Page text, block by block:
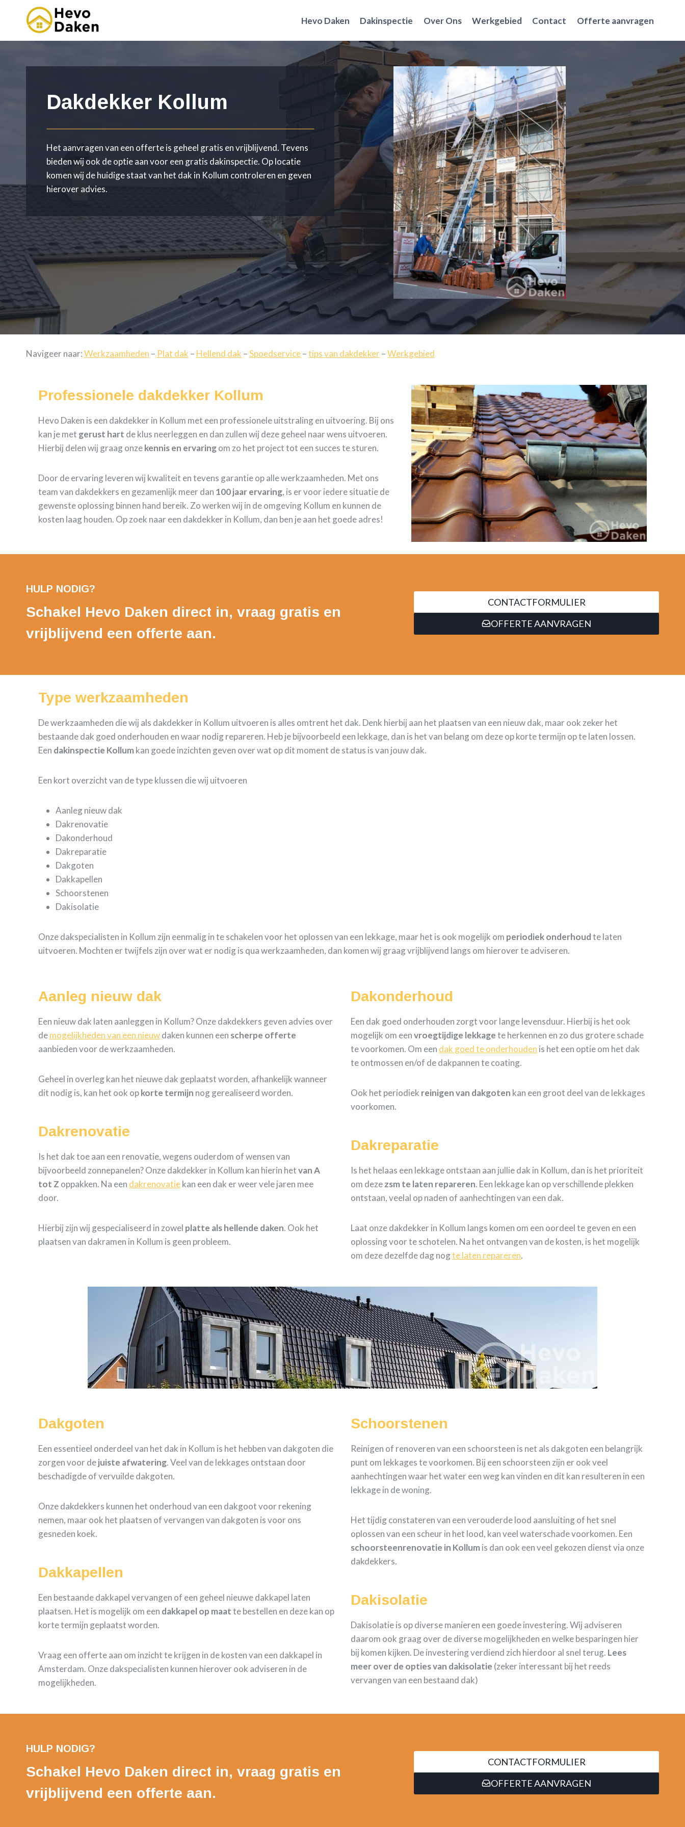
Doorgaan
Hevo Daken Dakinspectie Over Ons Werkgebied Contact Offerte aanvragen
Dakdekker Kollum
Het aanvragen van een offerte is geheel gratis en vrijblijvend. Tevens
bieden wij ook de optie aan voor een gratis dakinspectie. Op locatie
komen wij de huidige staat van het dak in Kollum controleren en geven
hierover advies.
Navigeer naar:Werkzaamheden – Plat dak – Hellend dak –Spoedservice–tips van dakdekker–Werkgebied
Professionele dakdekker Kollum
Hevo Daken is een dakdekker in Kollum met een professionele uitstraling en uitvoering. Bij ons
kan je met gerust hart de klus neerleggen en dan zullen wij deze geheel naar wens uitvoeren.
Hierbij delen wij graag onzekennis en ervaringom zo het project tot een succes te sturen.
Door de ervaring leveren wij kwaliteit en tevens garantie op alle werkzaamheden. Met ons
team van dakdekkers en gezamenlijk meer dan 100 jaar ervaring, is er voor iedere situatie de
gewenste oplossing binnen hand bereik. Zo werken wij in de omgeving Kollum en kunnen de
kosten laag houden. Op zoek naar een dakdekker in Kollum, dan ben je aan het goede adres!
HULP NODIG?
Schakel Hevo Daken direct in, vraag gratis en
vrijblijvend een offerte aan.
CONTACTFORMULIER
OFFERTE AANVRAGEN
Type werkzaamheden
De werkzaamheden die wij als dakdekker in Kollum uitvoeren is alles omtrent het dak. Denk hierbij aan het plaatsen van een nieuw dak, maar ook zeker het
bestaande dak goed onderhouden en waar nodig repareren. Heb je bijvoorbeeld een lekkage, dan is het van belang om deze op korte termijn op te laten lossen.
Een dakinspectie Kollum kan goede inzichten geven over wat op dit moment de status is van jouw dak.
Een kort overzicht van de type klussen die wij uitvoeren
Aanleg nieuw dak
Dakrenovatie
Dakonderhoud
Dakreparatie
Dakgoten
Dakkapellen
Schoorstenen
Dakisolatie
Onze dakspecialisten in Kollum zijn eenmalig in te schakelen voor het oplossen van een lekkage, maar het is ook mogelijk om periodiekonderhoudte laten
uitvoeren. Mochten er twijfels zijn over wat er nodig is qua werkzaamheden, dan komen wij graag vrijblijvend langs om hierover te adviseren.
Aanleg nieuw dak
Een nieuw dak laten aanleggen in Kollum? Onze dakdekkers geven advies over
demogelijkheden van een nieuwdaken kunnen een scherpe offerte
aanbieden voor de werkzaamheden.
Geheel in overleg kan het nieuwe dak geplaatst worden, afhankelijk wanneer
dit nodig is, kan het ook opkorte termijn nog gerealiseerd worden.
Dakrenovatie
Is het dak toe aan een renovatie, wegens ouderdom of wensen van
bijvoorbeeld zonnepanelen? Onze dakdekker in Kollum kan hierin hetvan A
tot Z oppakken. Na een dakrenovatiekan een dak er weer vele jaren mee
door.
Hierbij zijn wij gespecialiseerd in zowel platte als hellende daken. Ook het
plaatsen van dakramen in Kollum is geen probleem.
Dakonderhoud
Een dak goed onderhouden zorgt voor lange levensduur. Hierbij is het ook
mogelijk om eenvroegtijdige lekkagete herkennen en zo dus grotere schade
te voorkomen. Om een dak goed te onderhouden is het een optie om het dak
te ontmossen en/of de dakpannen te coating.
Ook het periodiek reinigen van dakgoten kan een groot deel van de lekkages
voorkomen.
Dakreparatie
Is het helaas een lekkage ontstaan aan jullie dak in Kollum, dan is het prioriteit
om dezezsm te laten repareren. Een lekkage kan op verschillende plekken
ontstaan, veelal op naden of aanhechtingen van een dak.
Laat onze dakdekker in Kollum langs komen om een oordeel te geven en een
oplossing voor te schotelen. Na het ontvangen van de kosten, is het mogelijk
om deze dezelfde dag nogte laten repareren.
Dakgoten
Een essentieel onderdeel van het dak in Kollum is het hebben van dakgoten die
zorgen voor dejuiste afwatering. Veel van de lekkages ontstaan door
beschadigde of vervuilde dakgoten.
Onze dakdekkers kunnen het onderhoud van een dakgoot voor rekening
nemen, maar ook het plaatsen of vervangen van dakgoten is voor ons
gesneden koek.
Dakkapellen
Een bestaande dakkapel vervangen of een geheel nieuwe dakkapel laten
plaatsen. Het is mogelijk om een dakkapel op maatte bestellen en deze kan op
korte termijn geplaatst worden.
Vraag een offerte aan om inzicht te krijgen in de kosten van een dakkapel in
Amsterdam. Onze dakspecialisten kunnen hierover ook adviseren in de
mogelijkheden.
Schoorstenen
Reinigen of renoveren van een schoorsteen is net als dakgoten een belangrijk
punt om lekkages te voorkomen. Bij een schoorsteen zijn er ook veel
aanhechtingen waar het water een weg kan vinden en dit kan resulteren in een
lekkage in de woning.
Het tijdig constateren van een verouderde lood aansluiting of het snel
oplossen van een scheur in het lood, kan veel waterschade voorkomen. Een
schoorsteenrenovatie in Kollum is dan ook een veel gekozen dienst via onze
dakdekkers.
Dakisolatie
Dakisolatie is op diverse manieren een goede investering. Wij adviseren
daarom ook graag over de diverse mogelijkheden en welke besparingen hier
bij komen kijken. De investering verdiend zich hierdoor al snel terug. Lees
meer over de opties van dakisolatie (zeker interessant bij het reeds
vervangen van een bestaand dak)
HULP NODIG?
Schakel Hevo Daken direct in, vraag gratis en
vrijblijvend een offerte aan.
CONTACTFORMULIER
OFFERTE AANVRAGEN